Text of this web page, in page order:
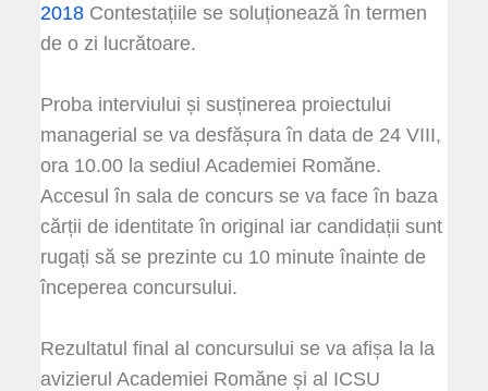
2018 Contestațiile se soluționează în termen
de o zi lucrătoare.
Proba interviului și susținerea proiectului
managerial se va desfășura în data de 24 VIII,
ora 10.00 la sediul Academiei Romăne.
Accesul în sala de concurs se va face în baza
cărții de identitate în original iar candidații sunt
rugați să se prezinte cu 10 minute înainte de
începerea concursului.
Rezultatul final al concursului se va afișa la la
avizierul Academiei Romăne și al ICSU